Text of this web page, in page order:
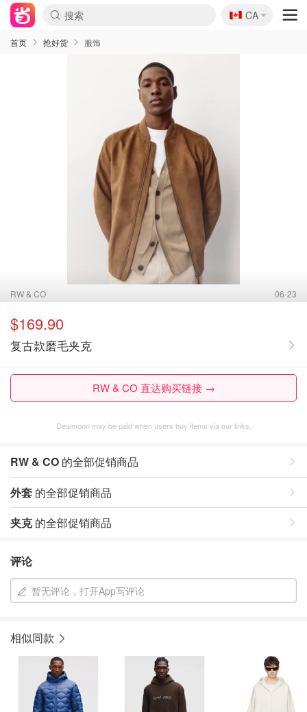
🇨🇦
CA
首页 抢好货 服饰
RW & CO 06-23
$169.90
复古款磨毛夹克
RW & CO 直达购买链接 →
Dealmoon may be paid when users buy items via our links.
RW & CO 的全部促销商品
外套 的全部促销商品
夹克的全部促销商品
评论
暂无评论，打开App写评论
相似同款